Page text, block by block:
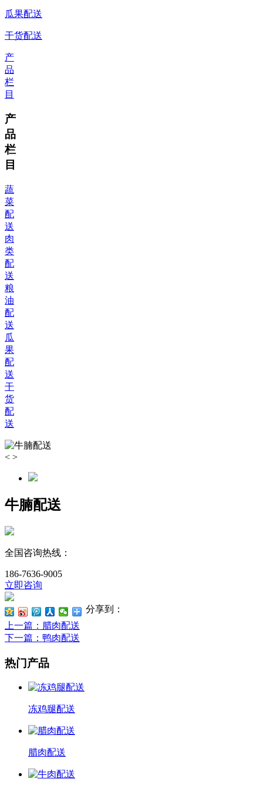
瓜果配送
干货配送
产
品
栏
目
产
品
栏
目
蔬
菜
配
送
肉
类
配
送
粮
油
配
送
瓜
果
配
送
干
货
配
送
< >
牛腩配送
全国咨询热线：
186-7636-9005
立即咨询
分享到：
上一篇 ：腊肉配送
下一篇 ：鸭肉配送
热门产品
冻鸡腿配送
腊肉配送